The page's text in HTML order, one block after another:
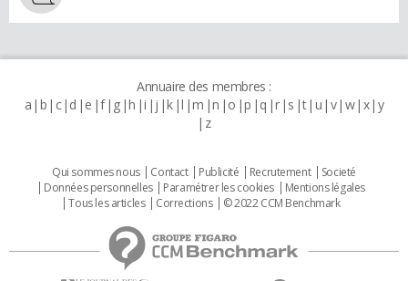
Annuaire des membres :
a b c d e f g h i j k l m n o p q r s t u v w x y
z
Qui sommes nous Contact Publicité Recrutement
Societé
Données personnelles
Paramétrer les cookies
Mentions légales
Tous les articles
Corrections © 2022 CCM Benchmark